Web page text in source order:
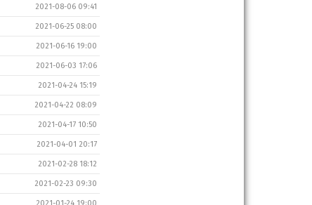
2021-08-06 09:41
2021-06-25 08:00
2021-06-16 19:00
2021-06-03 17:06
2021-04-24 15:19
2021-04-22 08:09
2021-04-17 10:50
2021-04-01 20:17
2021-02-28 18:12
2021-02-23 09:30